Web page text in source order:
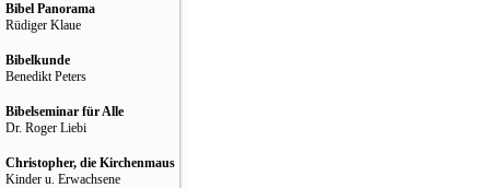
Bibel Panorama
Rüdiger Klaue
Bibelkunde
Benedikt Peters
Bibelseminar für Alle
Dr. Roger Liebi
Christopher, die Kirchenmaus
Kinder u. Erwachsene